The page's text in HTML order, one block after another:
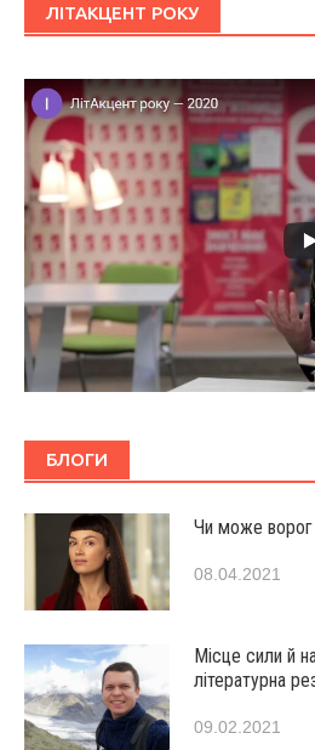
ЛІТАКЦЕНТ РОКУ
БЛОГИ
Чи може ворог
08.04.2021
Місце сили й
літературна
09.02.2021